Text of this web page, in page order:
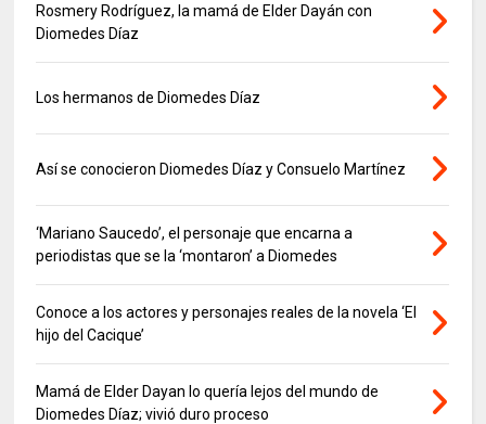
Rosmery Rodríguez, la mamá de Elder Dayán con
Diomedes Díaz
Los hermanos de Diomedes Díaz
Así se conocieron Diomedes Díaz y Consuelo Martínez
‘Mariano Saucedo’, el personaje que encarna a
periodistas que se la ‘montaron’ a Diomedes
Conoce a los actores y personajes reales de la novela ‘El
hijo del Cacique’
Mamá de Elder Dayan lo quería lejos del mundo de
Diomedes Díaz; vivió duro proceso